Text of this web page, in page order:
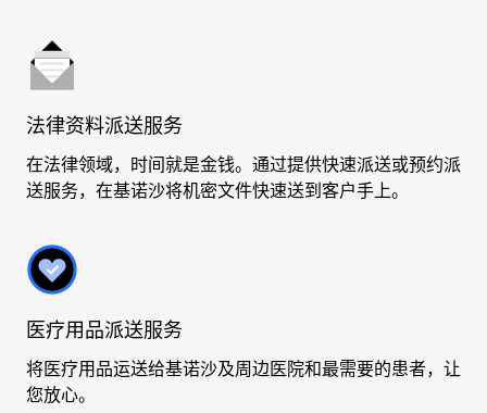
法律资料派送服务
在法律领域，时间就是金钱。通过提供快速派送或预约派
送服务，在基诺沙将机密文件快速送到客户手上。
医疗用品派送服务
将医疗用品运送给基诺沙及周边医院和最需要的患者，让
您放心。